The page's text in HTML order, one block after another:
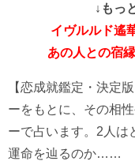
↓もっ
イヴルルド遙
あの人との宿
【恋成就鑑定・決定
ーをもとに、その相
ーで占います。2人は
運命を辿るのか……